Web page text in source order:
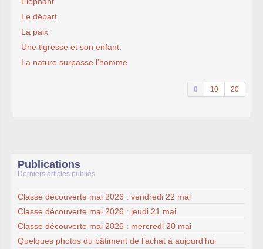
Le départ
La paix
Une tigresse et son enfant.
La nature surpasse l’homme
0 10 20
Publications
Derniers articles publiés
Classe découverte mai 2026 : vendredi 22 mai
Classe découverte mai 2026 : jeudi 21 mai
Classe découverte mai 2026 : mercredi 20 mai
Quelques photos du bâtiment de l’achat à aujourd’hui